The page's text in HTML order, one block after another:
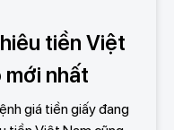
tiền Việt
mới nhất
giá tiền giấy đang